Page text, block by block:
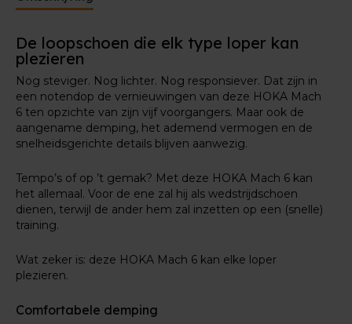
Verfijnd bovenwerk
comfort zorgen. Bij deze HOKA Mach 6 is ook het
bovenwerk verantwoordelijk voor een aangenaam
gevoel rond je voeten. Het mesh aan de bovenkant
van de schoen is namelijk ademend, en met een
inzetstuk aan de binnenkant sluit de schoen mooi
aan rond je voeten.
De hielkap en tong zijn bovendien uiterst flexibel en
het comfort.
De loopschoen die elk type loper kan
plezieren
Nog steviger. Nog lichter. Nog responsiever. Dat zijn in
een notendop de vernieuwingen van deze HOKA Mach
6 ten opzichte van zijn vijf voorgangers. Maar ook de
aangename demping, het ademend vermogen en de
snelheidsgerichte details blijven aanwezig.
Tempo’s of op ’t gemak? Met deze HOKA Mach 6 kan
het allemaal. Voor de ene zal hij als wedstrijdschoen
dienen, terwijl de ander hem zal inzetten op een (snelle)
training.
Wat zeker is: deze HOKA Mach 6 kan elke loper
plezieren.
Comfortabele demping